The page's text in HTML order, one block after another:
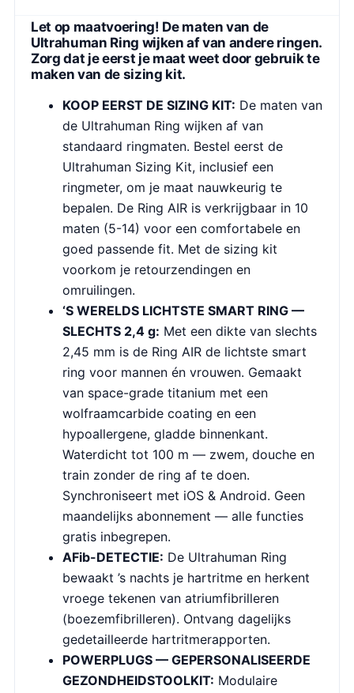
Let op maatvoering! De maten van de
Ultrahuman Ring wijken af van andere ringen.
Zorg dat je eerst je maat weet door gebruik te
maken van de sizing kit.
KOOP EERST DE SIZING KIT: De maten van
de Ultrahuman Ring wijken af van
standaard ringmaten. Bestel eerst de
Ultrahuman Sizing Kit, inclusief een
ringmeter, om je maat nauwkeurig te
bepalen. De Ring AIR is verkrijgbaar in 10
maten (5-14) voor een comfortabele en
goed passende fit. Met de sizing kit
voorkom je retourzendingen en
omruilingen.
‘S WERELDS LICHTSTE SMART RING —
SLECHTS 2,4 g: Met een dikte van slechts
2,45 mm is de Ring AIR de lichtste smart
ring voor mannen én vrouwen. Gemaakt
van space-grade titanium met een
wolfraamcarbide coating en een
hypoallergene, gladde binnenkant.
Waterdicht tot 100 m — zwem, douche en
train zonder de ring af te doen.
Synchroniseert met iOS & Android. Geen
maandelijks abonnement — alle functies
gratis inbegrepen.
AFib-DETECTIE: De Ultrahuman Ring
bewaakt ’s nachts je hartritme en herkent
vroege tekenen van atriumfibrilleren
(boezemfibrilleren). Ontvang dagelijks
gedetailleerde hartritmerapporten.
POWERPLUGS — GEPERSONALISEERDE
GEZONDHEIDSTOOLKIT: Modulaire